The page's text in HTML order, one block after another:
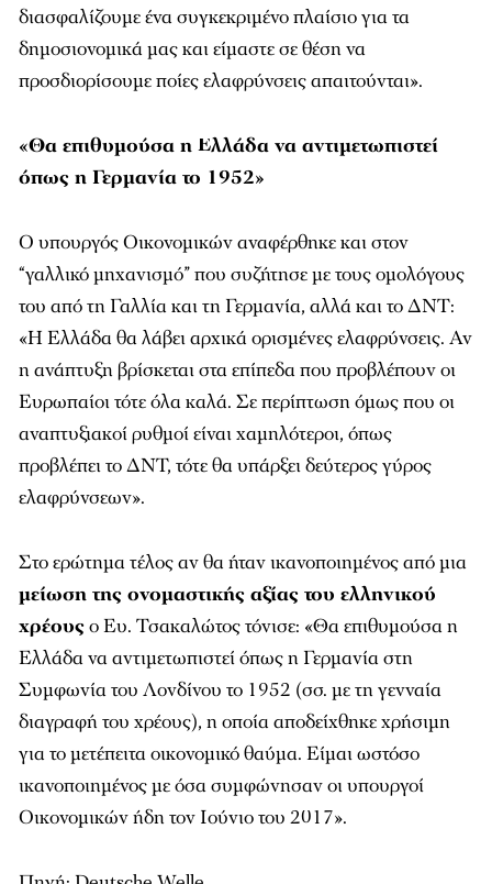
διασφαλίζουμε ένα συγκεκριμένο πλαίσιο για τα
δημοσιονομικά μας και είμαστε σε θέση να
προσδιορίσουμε ποίες ελαφρύνσεις απαιτούνται».
«Θα επιθυμούσα η Ελλάδα να αντιμετωπιστεί
όπως η Γερμανία το 1952»
Ο υπουργός Οικονομικών αναφέρθηκε και στον
“γαλλικό μηχανισμό” που συζήτησε με τους ομολόγους
του από τη Γαλλία και τη Γερμανία, αλλά και το ΔΝΤ:
«Η Ελλάδα θα λάβει αρχικά ορισμένες ελαφρύνσεις. Αν
η ανάπτυξη βρίσκεται στα επίπεδα που προβλέπουν οι
Ευρωπαίοι τότε όλα καλά. Σε περίπτωση όμως που οι
αναπτυξιακοί ρυθμοί είναι χαμηλότεροι, όπως
προβλέπει το ΔΝΤ, τότε θα υπάρξει δεύτερος γύρος
ελαφρύνσεων».
Στο ερώτημα τέλος αν θα ήταν ικανοποιημένος από μια
μείωση της ονομαστικής αξίας του ελληνικού
χρέουςο Ευ. Τσακαλώτος τόνισε: «Θα επιθυμούσα η
Ελλάδα να αντιμετωπιστεί όπως η Γερμανία στη
Συμφωνία του Λονδίνου το 1952 (σσ. με τη γενναία
διαγραφή του χρέους), η οποία αποδείχθηκε χρήσιμη
για το μετέπειτα οικονομικό θαύμα. Είμαι ωστόσο
ικανοποιημένος με όσα συμφώνησαν οι υπουργοί
Οικονομικών ήδη τον Ιούνιο του 2017».